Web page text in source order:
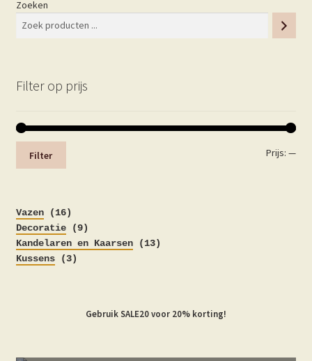
Zoeken
Filter op prijs
Min.
Filter Prijs:—
Vazen 1616
producten
Decoratie 99
producten
Kandelaren en Kaarsen 1313
Kussens 33
Gebruik SALE20 voor 20% korting!